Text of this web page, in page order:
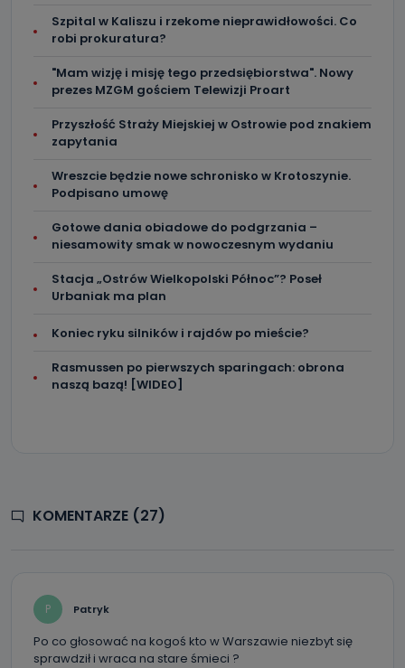
Szpital w Kaliszu i rzekome nieprawidłowości. Co
robi prokuratura?
"Mam wizję i misję tego przedsiębiorstwa". Nowy
prezes MZGM gościem Telewizji Proart
Przyszłość Straży Miejskiej w Ostrowie pod znakiem
zapytania
Wreszcie będzie nowe schronisko w Krotoszynie.
Podpisano umowę
Gotowe dania obiadowe do podgrzania –
niesamowity smak w nowoczesnym wydaniu
Stacja „Ostrów Wielkopolski Północ”? Poseł
Urbaniak ma plan
Koniec ryku silników i rajdów po mieście?
Rasmussen po pierwszych sparingach: obrona
naszą bazą! [WIDEO]
KOMENTARZE (27)
P Patryk
Po co głosować na kogoś kto w Warszawie niezbyt się
sprawdził i wraca na stare śmieci ?